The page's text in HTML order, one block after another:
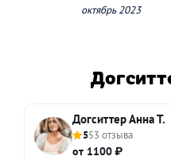
октябрь 2023
Догситтер Анна Т.
553 отзыва
от 1100 ₽